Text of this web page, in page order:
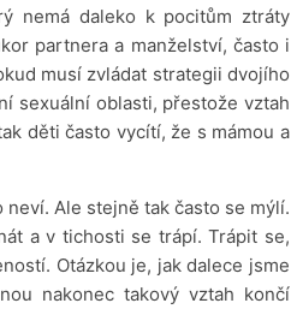
nemá daleko k pocitům ztráty
partnera a manželství, často i
musí zvládat strategii dvojího
sexuální oblasti, přestože vztah
děti často vycítí, že s mámou a
Ale stejně tak často se mýlí.
a v tichosti se trápí. Trápit se,
Otázkou je, jak dalece jsme
nakonec takový vztah končí